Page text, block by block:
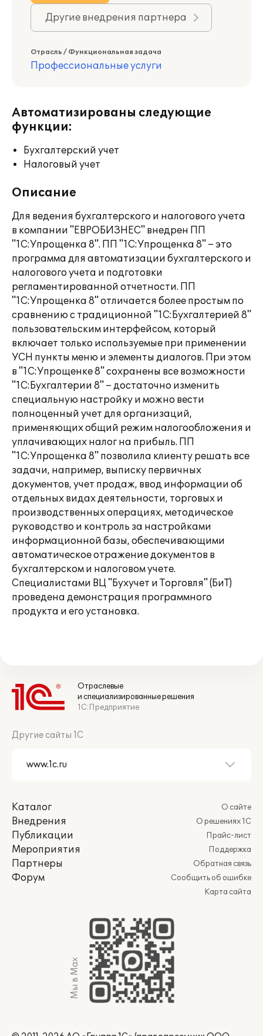
Другие внедрения партнера
Отрасль / Функциональная задача
Профессиональные услуги
Автоматизированы следующие
функции:
Бухгалтерский учет
Налоговый учет
Описание
Для ведения бухгалтерского и налогового учета
в компании "ЕВРОБИЗНЕС" внедрен ПП
"1С:Упрощенка 8". ПП "1С:Упрощенка 8" – это
программа для автоматизации бухгалтерского и
налогового учета и подготовки
регламентированной отчетности. ПП
"1С:Упрощенка 8" отличается более простым по
сравнению с традиционной "1С:Бухгалтерией 8"
пользовательским интерфейсом, который
включает только используемые при применении
УСН пункты меню и элементы диалогов. При этом
в "1С:Упрощенке 8" сохранены все возможности
"1С:Бухгалтерии 8" – достаточно изменить
специальную настройку и можно вести
полноценный учет для организаций,
применяющих общий режим налогообложения и
уплачивающих налог на прибыль. ПП
"1С:Упрощенка 8" позволила клиенту решать все
задачи, например, выписку первичных
документов, учет продаж, ввод информации об
отдельных видах деятельности, торговых и
производственных операциях, методическое
руководство и контроль за настройками
информационной базы, обеспечивающими
автоматическое отражение документов в
бухгалтерском и налоговом учете.
Специалистами ВЦ "Бухучет и Торговля" (БиТ)
проведена демонстрация программного
продукта и его установка.
Отраслевые
и специализированные решения
1С:Предприятие
Другие сайты 1С
Каталог
Внедрения
Публикации
Мероприятия
Партнеры
Форум
О сайте
О решениях 1С
Прайс-лист
Поддержка
Обратная связь
Сообщить об ошибке
Карта сайта
Мы в Max